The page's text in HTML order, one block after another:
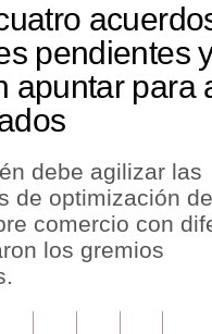
pendientes
apuntar para
debe agilizar las
de optimización
comercio con
los gremios